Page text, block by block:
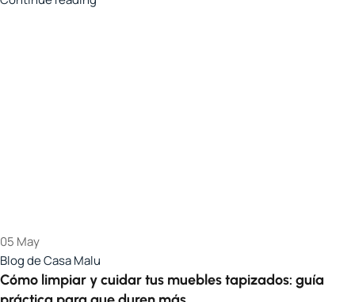
05 May
Blog de Casa Malu
Cómo limpiar y cuidar tus muebles tapizados: guía